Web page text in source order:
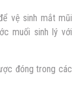
vệ sinh mắt mũi
muối sinh lý với
đóng trong các